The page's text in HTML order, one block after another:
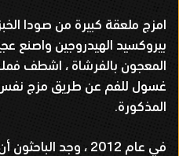
امزج ملعقة كبيرة من صودا
بيروكسيد الهيدروجين واصنع
المعجون بالفرشاة ، اشطف فمك
غسول للفم عن طريق مزج نفس
المذكورة.
في عام 2012 ، وجد الباحثون